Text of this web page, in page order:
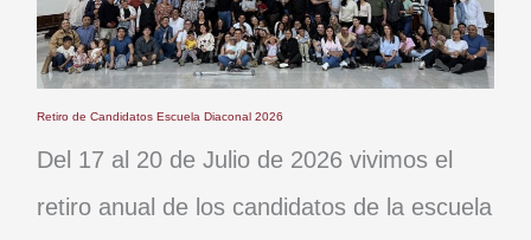
Retiro de Candidatos Escuela Diaconal 2026
Del 17 al 20 de Julio de 2026 vivimos el
retiro anual de los candidatos de la escuela